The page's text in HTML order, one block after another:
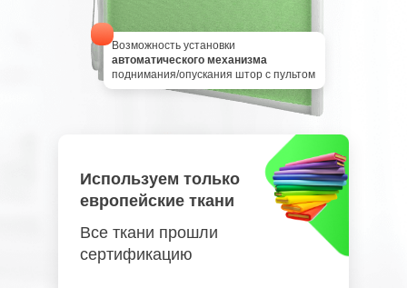
Используем только
европейские ткани
Все ткани прошли
сертификацию
Возможность установки
автоматического механизма
поднимания/опускания штор с пультом